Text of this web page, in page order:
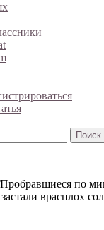
Поиск
Пробравшиеся по
врасплох